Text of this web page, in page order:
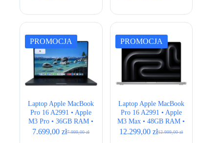
wynosiła:
7.499,00 zł.
wynosi:
7.199,00 zł.
wynosiła:
7.999,00 zł.
wynosi:
7.699,00 zł.
PROMOCJA
Laptop Apple MacBook
Pro 16 A2991 • Apple
M3 Pro • 36GB RAM •
512GB SSD • 16,2″
7.999,00zł
Pierwotna
7.699,00zł
Aktualna
PROMOCJA
Laptop Apple MacBook
Pro 16 A2991 • Apple
M3 Max • 48GB RAM •
512GB SSD • 16,2″
12.999,00zł
Pierwotna
12.299,00zł
Aktualna